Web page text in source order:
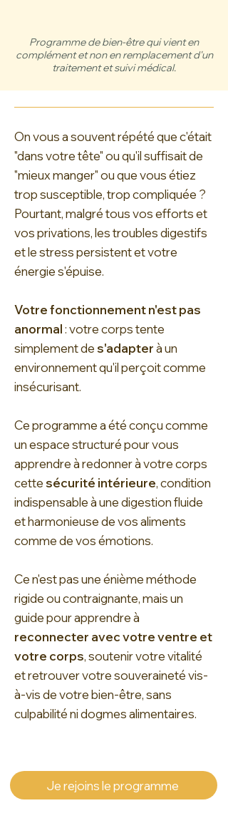
Programme de bien-être qui vient en
complément et non en remplacement d'un
traitement et suivi médical.
On vous a souvent répété que c'était
"dans votre tête" ou qu'il suffisait de
"mieux manger" ou que vous étiez
trop susceptible, trop compliquée ?
Pourtant, malgré tous vos efforts et
vos privations, les troubles digestifs
et le stress persistent et votre
énergie s'épuise.
Votre fonctionnement n'est pas
anormal: votre corps tente
simplement des'adapterà un
environnement qu'il perçoit comme
insécurisant.
Ce programme a été conçu comme
un espace structuré pour vous
apprendreà redonner à votre corps
cettesécurité intérieure, condition
indispensable à une digestion fluide
et harmonieuse de vos aliments
comme de vos émotions.
Ce n'est pas une énième méthode
rigide ou contraignante, mais un
guide pour apprendre à
reconnecter avec votre ventre et
votre corps, soutenir votre vitalité
et retrouver votre souveraineté vis-
à-vis de votre bien-être, sans
culpabilité ni dogmes alimentaires.
Je rejoins le programme